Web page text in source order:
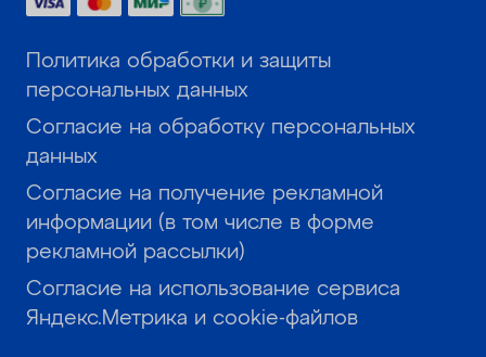
Политика обработки и защиты
персональных данных
Согласие на обработку персональных
данных
Согласие на получение рекламной
информации (в том числе в форме
рекламной рассылки)
Согласие на использование сервиса
Яндекс.Метрика и cookie-файлов